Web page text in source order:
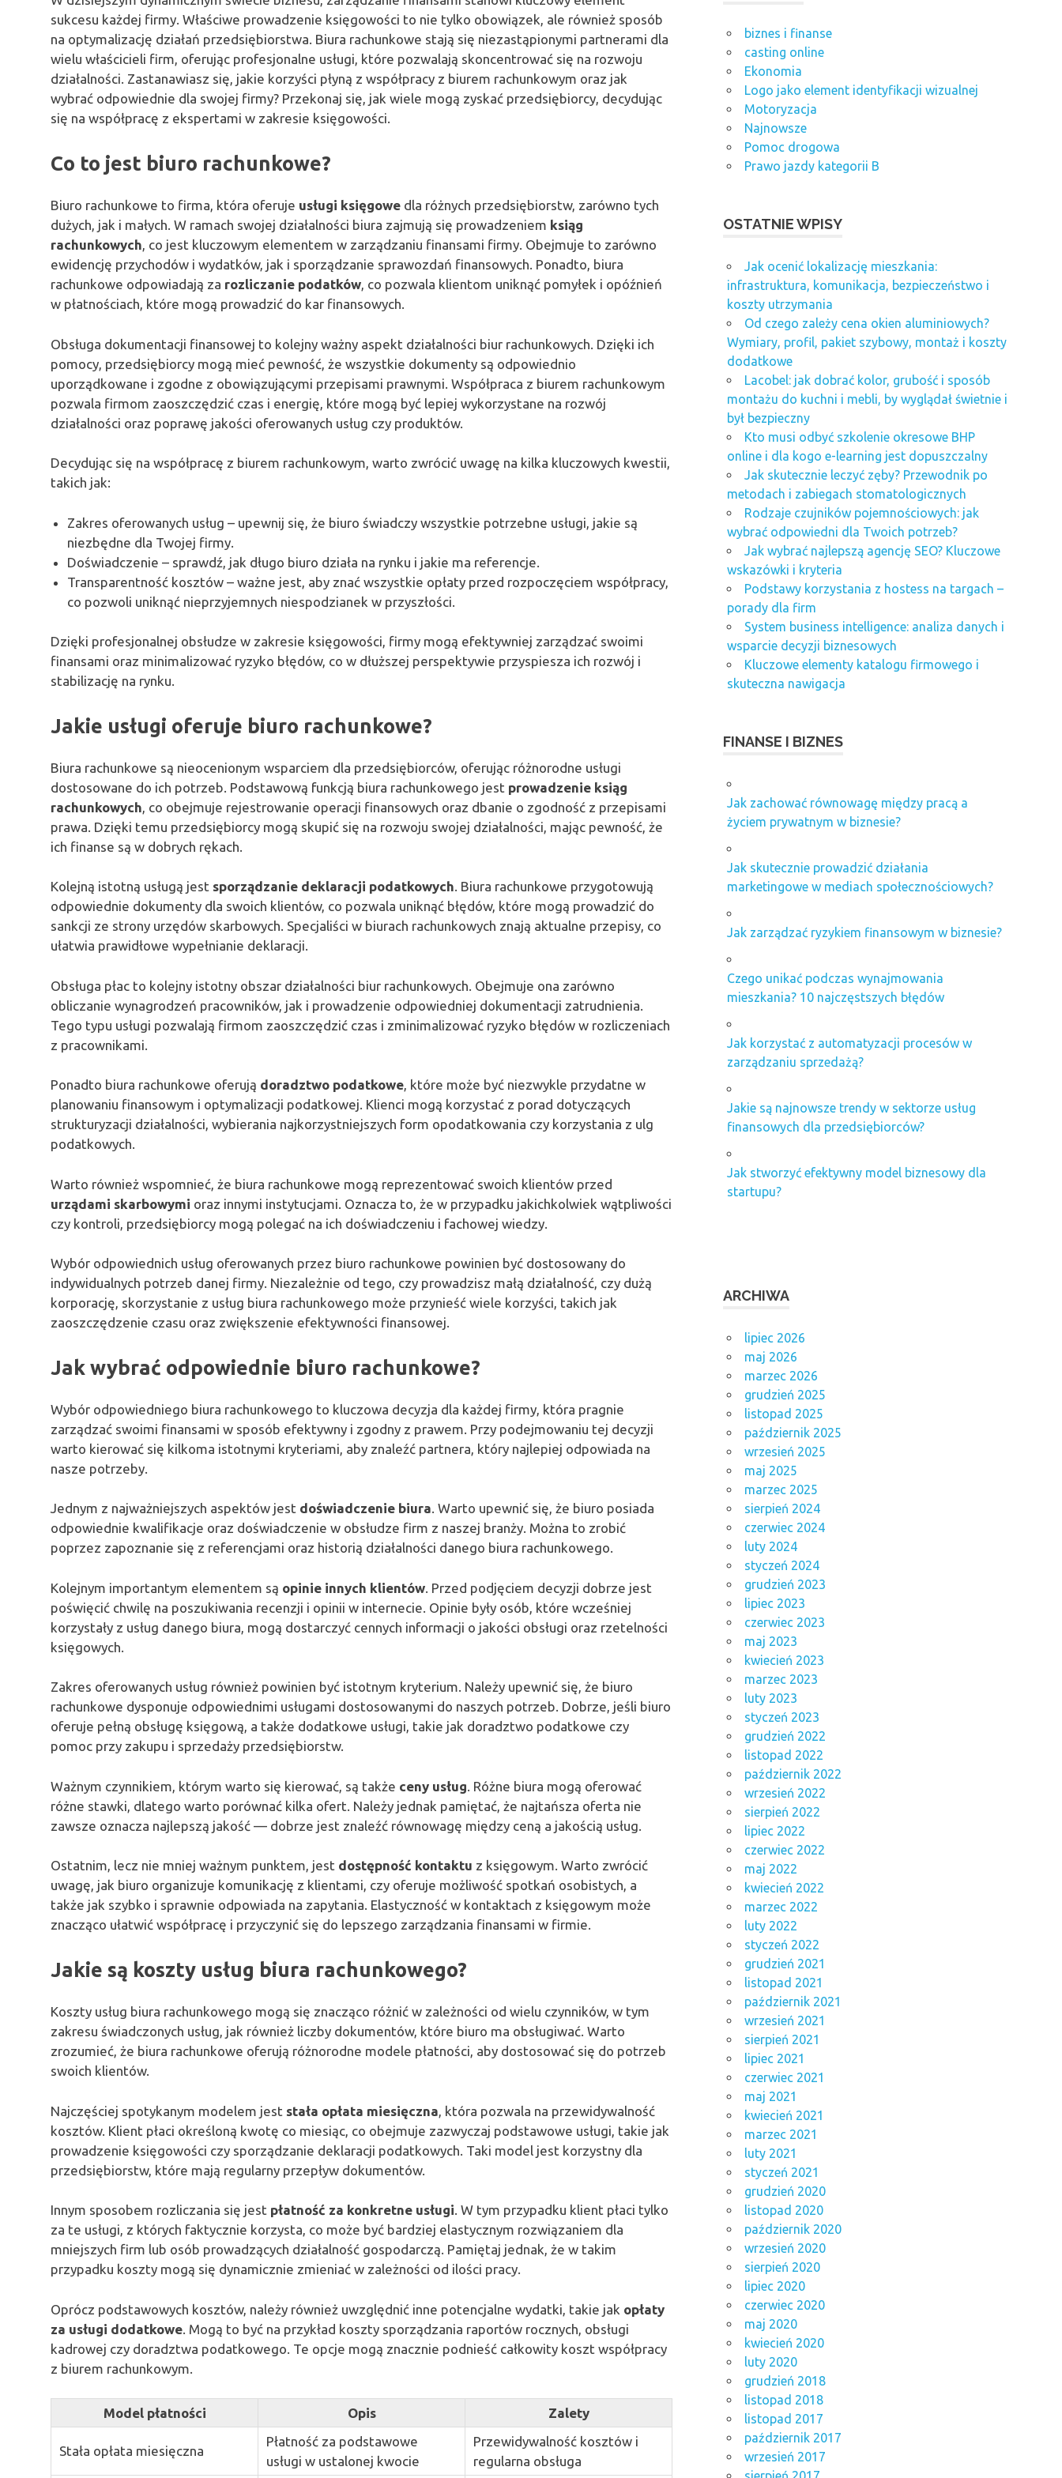
sukcesu każdej firmy. Właściwe prowadzenie księgowości to nie tylko obowiązek, ale również sposób
na optymalizację działań przedsiębiorstwa. Biura rachunkowe stają się niezastąpionymi partnerami dla
wielu właścicieli firm, oferując profesjonalne usługi, które pozwalają skoncentrować się na rozwoju
działalności. Zastanawiasz się, jakie korzyści płyną z współpracy z biurem rachunkowym oraz jak
wybrać odpowiednie dla swojej firmy? Przekonaj się, jak wiele mogą zyskać przedsiębiorcy, decydując
się na współpracę z ekspertami w zakresie księgowości.
Co to jest biuro rachunkowe?
Biuro rachunkowe to firma, która oferuje usługi księgowe dla różnych przedsiębiorstw, zarówno tych
dużych, jak i małych. W ramach swojej działalności biura zajmują się prowadzeniem ksiąg
rachunkowych, co jest kluczowym elementem w zarządzaniu finansami firmy. Obejmuje to zarówno
ewidencję przychodów i wydatków, jak i sporządzanie sprawozdań finansowych. Ponadto, biura
rachunkowe odpowiadają za rozliczanie podatków, co pozwala klientom uniknąć pomyłek i opóźnień
w płatnościach, które mogą prowadzić do kar finansowych.
Obsługa dokumentacji finansowej to kolejny ważny aspekt działalności biur rachunkowych. Dzięki ich
pomocy, przedsiębiorcy mogą mieć pewność, że wszystkie dokumenty są odpowiednio
uporządkowane i zgodne z obowiązującymi przepisami prawnymi. Współpraca z biurem rachunkowym
pozwala firmom zaoszczędzić czas i energię, które mogą być lepiej wykorzystane na rozwój
działalności oraz poprawę jakości oferowanych usług czy produktów.
Decydując się na współpracę z biurem rachunkowym, warto zwrócić uwagę na kilka kluczowych kwestii,
takich jak:
Zakres oferowanych usług – upewnij się, że biuro świadczy wszystkie potrzebne usługi, jakie są
niezbędne dla Twojej firmy.
Doświadczenie – sprawdź, jak długo biuro działa na rynku i jakie ma referencje.
Transparentność kosztów – ważne jest, aby znać wszystkie opłaty przed rozpoczęciem współpracy,
co pozwoli uniknąć nieprzyjemnych niespodzianek w przyszłości.
Dzięki profesjonalnej obsłudze w zakresie księgowości, firmy mogą efektywniej zarządzać swoimi
finansami oraz minimalizować ryzyko błędów, co w dłuższej perspektywie przyspiesza ich rozwój i
stabilizację na rynku.
Jakie usługi oferuje biuro rachunkowe?
Biura rachunkowe są nieocenionym wsparciem dla przedsiębiorców, oferując różnorodne usługi
dostosowane do ich potrzeb. Podstawową funkcją biura rachunkowego jest prowadzenie ksiąg
rachunkowych , co obejmuje rejestrowanie operacji finansowych oraz dbanie o zgodność z przepisami
prawa. Dzięki temu przedsiębiorcy mogą skupić się na rozwoju swojej działalności, mając pewność, że
ich finanse są w dobrych rękach.
Kolejną istotną usługą jest sporządzanie deklaracji podatkowych. Biura rachunkowe przygotowują
odpowiednie dokumenty dla swoich klientów, co pozwala uniknąć błędów, które mogą prowadzić do
sankcji ze strony urzędów skarbowych. Specjaliści w biurach rachunkowych znają aktualne przepisy, co
ułatwia prawidłowe wypełnianie deklaracji.
Obsługa płac to kolejny istotny obszar działalności biur rachunkowych. Obejmuje ona zarówno
obliczanie wynagrodzeń pracowników, jak i prowadzenie odpowiedniej dokumentacji zatrudnienia.
Tego typu usługi pozwalają firmom zaoszczędzić czas i zminimalizować ryzyko błędów w rozliczeniach
z pracownikami.
Ponadto biura rachunkowe oferują doradztwo podatkowe, które może być niezwykle przydatne w
planowaniu finansowym i optymalizacji podatkowej. Klienci mogą korzystać z porad dotyczących
strukturyzacji działalności, wybierania najkorzystniejszych form opodatkowania czy korzystania z ulg
podatkowych.
Warto również wspomnieć, że biura rachunkowe mogą reprezentować swoich klientów przed
urządami skarbowymi oraz innymi instytucjami. Oznacza to, że w przypadku jakichkolwiek wątpliwości
czy kontroli, przedsiębiorcy mogą polegać na ich doświadczeniu i fachowej wiedzy.
Wybór odpowiednich usług oferowanych przez biuro rachunkowe powinien być dostosowany do
indywidualnych potrzeb danej firmy. Niezależnie od tego, czy prowadzisz małą działalność, czy dużą
korporację, skorzystanie z usług biura rachunkowego może przynieść wiele korzyści, takich jak
zaoszczędzenie czasu oraz zwiększenie efektywności finansowej.
Jak wybrać odpowiednie biuro rachunkowe?
Wybór odpowiedniego biura rachunkowego to kluczowa decyzja dla każdej firmy, która pragnie
zarządzać swoimi finansami w sposób efektywny i zgodny z prawem. Przy podejmowaniu tej decyzji
warto kierować się kilkoma istotnymi kryteriami, aby znaleźć partnera, który najlepiej odpowiada na
nasze potrzeby.
Jednym z najważniejszych aspektów jest doświadczenie biura. Warto upewnić się, że biuro posiada
odpowiednie kwalifikacje oraz doświadczenie w obsłudze firm z naszej branży. Można to zrobić
poprzez zapoznanie się z referencjami oraz historią działalności danego biura rachunkowego.
Kolejnym importantym elementem są opinie innych klientów. Przed podjęciem decyzji dobrze jest
poświęcić chwilę na poszukiwania recenzji i opinii w internecie. Opinie były osób, które wcześniej
korzystały z usług danego biura, mogą dostarczyć cennych informacji o jakości obsługi oraz rzetelności
księgowych.
Zakres oferowanych usług również powinien być istotnym kryterium. Należy upewnić się, że biuro
rachunkowe dysponuje odpowiednimi usługami dostosowanymi do naszych potrzeb. Dobrze, jeśli biuro
oferuje pełną obsługę księgową, a także dodatkowe usługi, takie jak doradztwo podatkowe czy
pomoc przy zakupu i sprzedaży przedsiębiorstw.
Ważnym czynnikiem, którym warto się kierować, są także ceny usług. Różne biura mogą oferować
różne stawki, dlatego warto porównać kilka ofert. Należy jednak pamiętać, że najtańsza oferta nie
zawsze oznacza najlepszą jakość — dobrze jest znaleźć równowagę między ceną a jakością usług.
Ostatnim, lecz nie mniej ważnym punktem, jest dostępność kontaktu z księgowym. Warto zwrócić
uwagę, jak biuro organizuje komunikację z klientami, czy oferuje możliwość spotkań osobistych, a
także jak szybko i sprawnie odpowiada na zapytania. Elastyczność w kontaktach z księgowym może
znacząco ułatwić współpracę i przyczynić się do lepszego zarządzania finansami w firmie.
Jakie są koszty usług biura rachunkowego?
Koszty usług biura rachunkowego mogą się znacząco różnić w zależności od wielu czynników, w tym
zakresu świadczonych usług, jak również liczby dokumentów, które biuro ma obsługiwać. Warto
zrozumieć, że biura rachunkowe oferują różnorodne modele płatności, aby dostosować się do potrzeb
swoich klientów.
Najczęściej spotykanym modelem jest stała opłata miesięczna , która pozwala na przewidywalność
kosztów. Klient płaci określoną kwotę co miesiąc, co obejmuje zazwyczaj podstawowe usługi, takie jak
prowadzenie księgowości czy sporządzanie deklaracji podatkowych. Taki model jest korzystny dla
przedsiębiorstw, które mają regularny przepływ dokumentów.
Innym sposobem rozliczania się jest płatność za konkretne usługi. W tym przypadku klient płaci tylko
za te usługi, z których faktycznie korzysta, co może być bardziej elastycznym rozwiązaniem dla
mniejszych firm lub osób prowadzących działalność gospodarczą. Pamiętaj jednak, że w takim
przypadku koszty mogą się dynamicznie zmieniać w zależności od ilości pracy.
Oprócz podstawowych kosztów, należy również uwzględnić inne potencjalne wydatki, takie jak opłaty
za usługi dodatkowe . Mogą to być na przykład koszty sporządzania raportów rocznych, obsługi
kadrowej czy doradztwa podatkowego. Te opcje mogą znacznie podnieść całkowity koszt współpracy
z biurem rachunkowym.
Model płatności Opis Zalety
Stała opłata miesięczna
Płatność za podstawowe
usługi w ustalonej kwocie
Przewidywalność kosztów i
regularna obsługa
biznes i finanse
casting online
Ekonomia
Logo jako element identyfikacji wizualnej
Motoryzacja
Najnowsze
Pomoc drogowa
Prawo jazdy kategorii B
OSTATNIE WPISY
Jak ocenić lokalizację mieszkania:
infrastruktura, komunikacja, bezpieczeństwo i
koszty utrzymania
Od czego zależy cena okien aluminiowych?
Wymiary, profil, pakiet szybowy, montaż i koszty
dodatkowe
Lacobel: jak dobrać kolor, grubość i sposób
montażu do kuchni i mebli, by wyglądał świetnie i
był bezpieczny
Kto musi odbyć szkolenie okresowe BHP
online i dla kogo e-learning jest dopuszczalny
Jak skutecznie leczyć zęby? Przewodnik po
metodach i zabiegach stomatologicznych
Rodzaje czujników pojemnościowych: jak
wybrać odpowiedni dla Twoich potrzeb?
Jak wybrać najlepszą agencję SEO? Kluczowe
wskazówki i kryteria
Podstawy korzystania z hostess na targach –
porady dla firm
System business intelligence: analiza danych i
wsparcie decyzji biznesowych
Kluczowe elementy katalogu firmowego i
skuteczna nawigacja
FINANSE I BIZNES
Jak zachować równowagę między pracą a
życiem prywatnym w biznesie?
Jak skutecznie prowadzić działania
marketingowe w mediach społecznościowych?
Jak zarządzać ryzykiem finansowym w biznesie?
Czego unikać podczas wynajmowania
mieszkania? 10 najczęstszych błędów
Jak korzystać z automatyzacji procesów w
zarządzaniu sprzedażą?
Jakie są najnowsze trendy w sektorze usług
finansowych dla przedsiębiorców?
Jak stworzyć efektywny model biznesowy dla
startupu?
ARCHIWA
lipiec 2026
maj 2026
marzec 2026
grudzień 2025
listopad 2025
październik 2025
wrzesień 2025
maj 2025
marzec 2025
sierpień 2024
czerwiec 2024
luty 2024
styczeń 2024
grudzień 2023
lipiec 2023
czerwiec 2023
maj 2023
kwiecień 2023
marzec 2023
luty 2023
styczeń 2023
grudzień 2022
listopad 2022
październik 2022
wrzesień 2022
sierpień 2022
lipiec 2022
czerwiec 2022
maj 2022
kwiecień 2022
marzec 2022
luty 2022
styczeń 2022
grudzień 2021
listopad 2021
październik 2021
wrzesień 2021
sierpień 2021
lipiec 2021
czerwiec 2021
maj 2021
kwiecień 2021
marzec 2021
luty 2021
styczeń 2021
grudzień 2020
listopad 2020
październik 2020
wrzesień 2020
sierpień 2020
lipiec 2020
czerwiec 2020
maj 2020
kwiecień 2020
luty 2020
grudzień 2018
listopad 2018
listopad 2017
październik 2017
wrzesień 2017